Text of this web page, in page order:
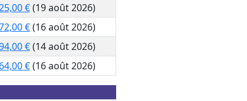
€(19 août 2026)
€(16 août 2026)
€(14 août 2026)
€(16 août 2026)